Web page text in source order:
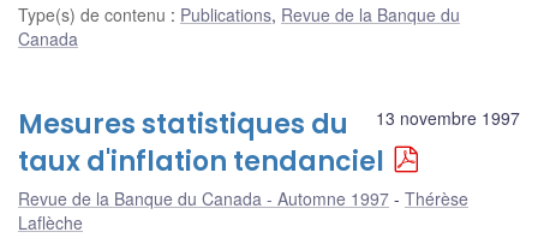
Type(s) de contenu : Publications, Revue de la Banque du
Canada
13 novembre 1997
Mesures statistiques du
taux d'inflation tendanciel
Revue de la Banque du Canada - Automne 1997
Thérèse
Laflèche